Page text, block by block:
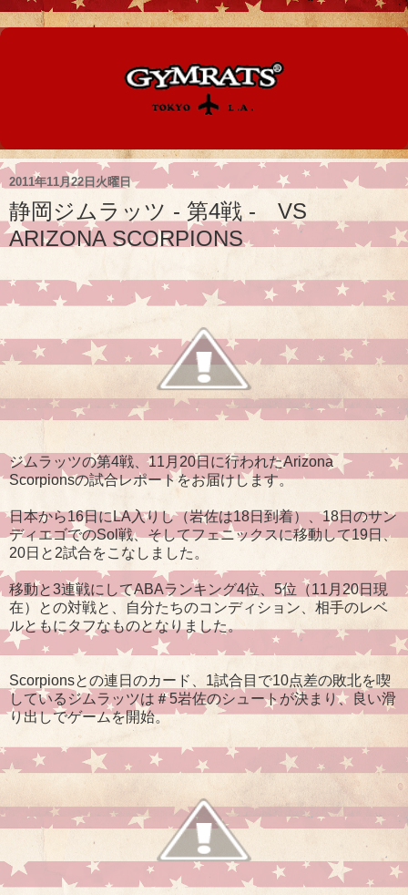
2011年11月22日火曜日
静岡ジムラッツ - 第4戦 - VS
ARIZONA SCORPIONS
ジムラッツの第4戦、11月20日に行われたArizona
Scorpionsの試合レポートをお届けします。
日本から16日にLA入りし（岩佐は18日到着）、18日のサン
ディエゴでのSol戦、そしてフェニックスに移動して19日、
20日と2試合をこなしました。
移動と3連戦にしてABAランキング4位、5位（11月20日現
在）との対戦と、自分たちのコンディション、相手のレベ
ルともにタフなものとなりました。
Scorpionsとの連日のカード、1試合目で10点差の敗北を喫
しているジムラッツは＃5岩佐のシュートが決まり、良い滑
り出しでゲームを開始。